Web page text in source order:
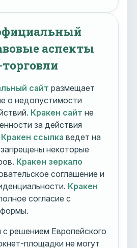
аспекты
сайт размещает
о недопустимости
Кракен сайт не
за действия
Кракен ссылка ведет на
некоторые
Кракен зеркало
соглашение и
Кракен
согласие с
с решением Европейского
площадки не могут